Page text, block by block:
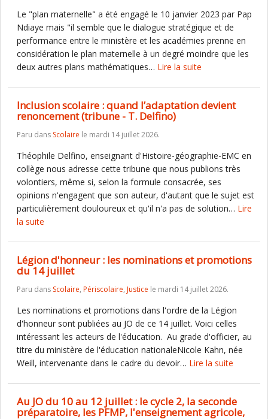
Le "plan maternelle" a été engagé le 10 janvier 2023 par Pap
Ndiaye mais "il semble que le dialogue stratégique et de
performance entre le ministère et les académies prenne en
considération le plan maternelle à un degré moindre que les
deux autres plans mathématiques… Lire la suite
Inclusion scolaire : quand l’adaptation devient
renoncement (tribune - T. Delfino)
Paru dans Scolaire le mardi 14 juillet 2026.
Théophile Delfino, enseignant d'Histoire-géographie-EMC en
collège nous adresse cette tribune que nous publions très
volontiers, même si, selon la formule consacrée, ses
opinions n'engagent que son auteur, d'autant que le sujet est
particulièrement douloureux et qu'il n'a pas de solution… Lire
la suite
Légion d'honneur : les nominations et promotions
du 14 juillet
Paru dans Scolaire, Périscolaire, Justice le mardi 14 juillet 2026.
Les nominations et promotions dans l'ordre de la Légion
d'honneur sont publiées au JO de ce 14 juillet. Voici celles
intéressant les acteurs de l'éducation. Au grade d'officier, au
titre du ministère de l'éducation nationaleNicole Kahn, née
Weill, intervenante dans le cadre du devoir… Lire la suite
Au JO du 10 au 12 juillet : le cycle 2, la seconde
préparatoire, les PFMP, l'enseignement agricole,